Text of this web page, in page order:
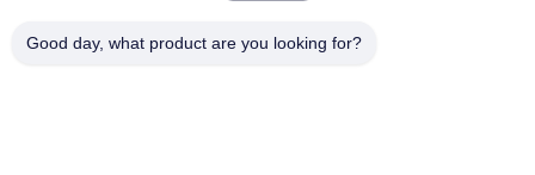
Good day, what product are you looking for?